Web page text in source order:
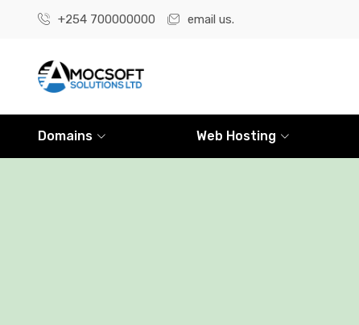
+254 700000000 email us.
Domains Web Hosting